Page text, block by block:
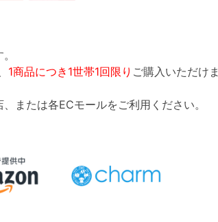
1商品につき1世帯1回限り ご購入いただけま
または各ECモールをご利用ください。